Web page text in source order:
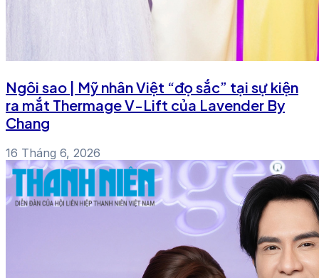
Ngôi sao | Mỹ nhân Việt “đọ sắc” tại sự kiện
ra mắt Thermage V-Lift của Lavender By
Chang
16 Tháng 6, 2026